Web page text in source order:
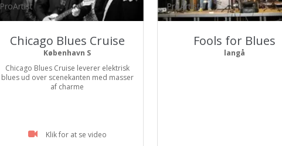
ProArtist
Chicago Blues Cruise
København S
Chicago Blues Cruise leverer elektrisk
blues ud over scenekanten med masser
af charme
Klik for at se video
ProArtist
Fools for Blues
langå